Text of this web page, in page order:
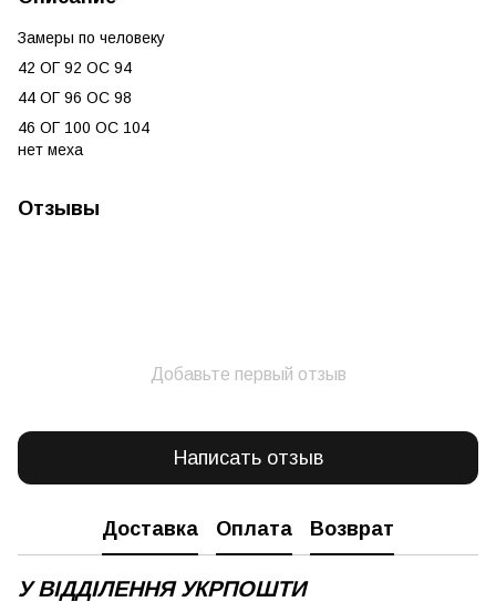
Замеры по человеку
42 ОГ 92 ОС 94
44 ОГ 96 ОС 98
46 ОГ 100 ОС 104
нет меха
Отзывы
Добавьте первый отзыв
Написать отзыв
Доставка Оплата Возврат
У ВІДДІЛЕННЯ УКРПОШТИ